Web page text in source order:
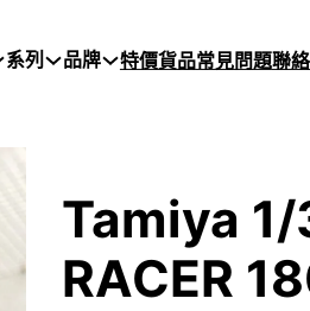
系列 品牌 特價貨品常見問題聯
Tamiya
RACER